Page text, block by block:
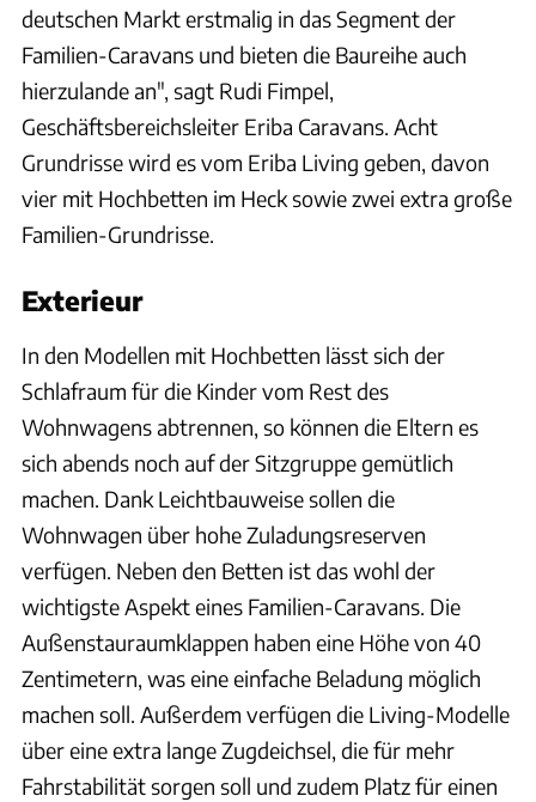
deutschen Markt erstmalig in das Segment der
Familien-Caravans und bieten die Baureihe auch
hierzulande an", sagt Rudi Fimpel,
Geschäftsbereichsleiter Eriba Caravans. Acht
Grundrisse wird es vom Eriba Living geben, davon
vier mit Hochbetten im Heck sowie zwei extra große
Familien-Grundrisse.
Exterieur
In den Modellen mit Hochbetten lässt sich der
Schlafraum für die Kinder vom Rest des
Wohnwagens abtrennen, so können die Eltern es
sich abends noch auf der Sitzgruppe gemütlich
machen. Dank Leichtbauweise sollen die
Wohnwagen über hohe Zuladungsreserven
verfügen. Neben den Betten ist das wohl der
wichtigste Aspekt eines Familien-Caravans. Die
Außenstauraumklappen haben eine Höhe von 40
Zentimetern, was eine einfache Beladung möglich
machen soll. Außerdem verfügen die Living-Modelle
über eine extra lange Zugdeichsel, die für mehr
Fahrstabilität sorgen soll und zudem Platz für einen